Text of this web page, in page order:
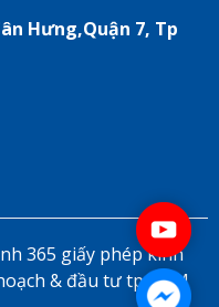
Hưng,Quận 7, Tp
365 giấy phép kinh
& đầu tư tp HCM